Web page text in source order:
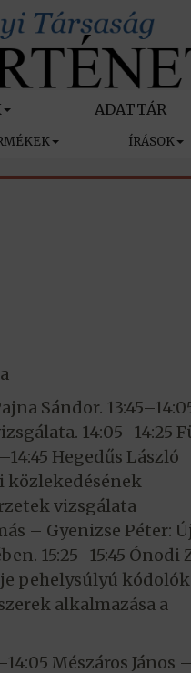
ADATTÁR
ÍRÁSOK
Sándor.
14:05–14:25
Hegedűs László
közlekedésének
vizsgálata
– Gyenizse Péter:
15:25–15:45 Ónodi
pehelysúlyú
alkalmazása a
Mészáros János –